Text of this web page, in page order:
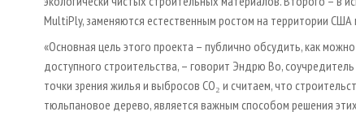
MultiPly, заменяются естественным ростом на территории США
«Основная цель этого проекта – публично обсудить, как
доступного строительства, – говорит Эндрю Во,
точки зрения жилья и выбросов CO₂ и считаем, что
тюльпановое дерево, является важным способом решения